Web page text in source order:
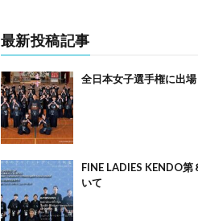
最新投稿記事
全日本女子選手権に出場
FINE LADIES KENDO第
いて